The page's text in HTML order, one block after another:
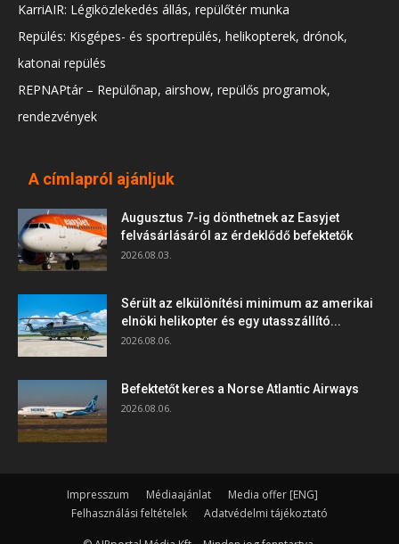
KarriAIR: Légiközlekedés állás, repülőtér munka
Repülés: Kisgépes- és sportrepülés, helikopterek, drónok,
katonai repülés
REPNAPtár – Repülőnap, airshow, repülős programok,
rendezvények
A címlapról ajánljuk
Augusztus 7-ig dönthetnek az Easyjet
felvásárlásáról az érdeklődő befektetők
2026.08.03.
Sérült az elkülönítési minimum az amerikai
elnöki helikopter és egy utasszállító...
2026.08.06.
Befektetőt keres a Norse Atlantic Airways
2026.08.06.
Impresszum Médiaajánlat
Media offer [ENG]
Felhasználási feltételek
Adatvédelmi tájékoztató